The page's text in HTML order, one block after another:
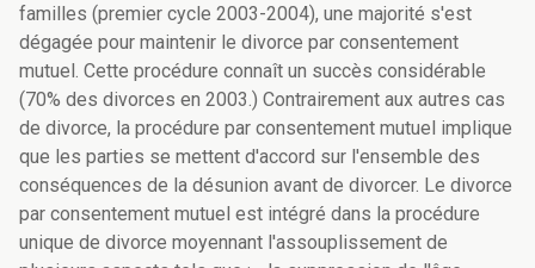
familles (premier cycle 2003-2004), une majorité s'est
dégagée pour maintenir le divorce par consentement
mutuel. Cette procédure connaît un succès considérable
(70% des divorces en 2003.) Contrairement aux autres cas
de divorce, la procédure par consentement mutuel implique
que les parties se mettent d'accord sur l'ensemble des
conséquences de la désunion avant de divorcer. Le divorce
par consentement mutuel est intégré dans la procédure
unique de divorce moyennant l'assouplissement de